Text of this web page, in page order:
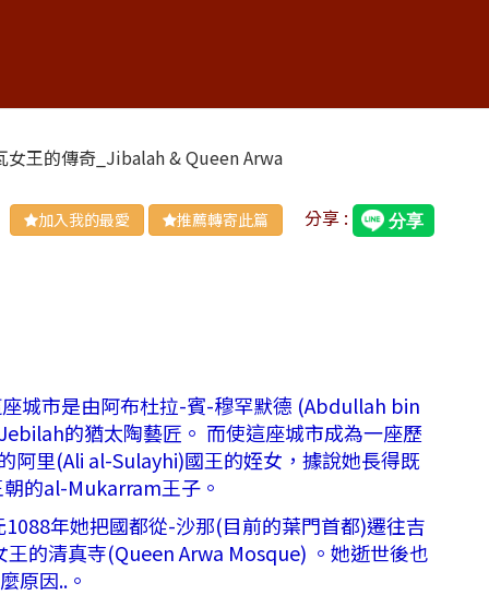
女王的傳奇_Jibalah & Queen Arwa
加入我的最愛 推薦轉寄此篇 分享 :
城市是由阿布杜拉-賓-穆罕默德 (Abdullah bin
的猶太陶藝匠。 而使這座城市成為一座歷
阿里(Ali al-Sulayhi)國王的姪女，據說她長得既
的al-Mukarram王子。
年她把國都從-沙那(目前的葉門首都)遷往吉
的清真寺(Queen Arwa Mosque) 。她逝世後也
原因..。